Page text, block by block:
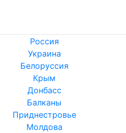
Россия
Украина
Белоруссия
Крым
Донбасс
Балканы
Приднестровье
Молдова